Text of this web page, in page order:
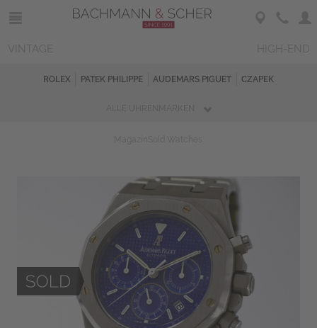
ROLEX PATEK PHILIPPE AUDEMARS PIGUET CZAPEK